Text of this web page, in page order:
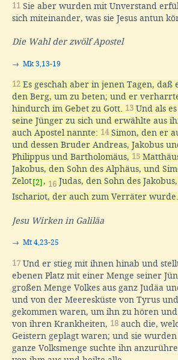
11 Sie aber wurden mit Unverstand
sich miteinander, was sie Jesus antun
Die Wahl der zwölf Apostel
→ Mk 3,13-19
12 Es geschah aber in jenen Tagen, daß
den Berg, um zu beten; und er
hindurch im Gebet zu Gott. 13 Und als
seine Jünger zu sich und erwählte aus
auch Apostel nannte: 14Simon, den er
und dessen Bruder Andreas, Jakobus
Philippus und Bartholomäus, 15
Jakobus, den Sohn des Alphäus, und
Zelot [2] , 16 Judas, den Sohn des
Ischariot, der auch zum Verräter wurde.
Jesu Wirken in Galiläa
→ Mt 4,23-25
17 Und er stieg mit ihnen hinab und
ebenen Platz mit einer Menge seiner
großen Menge Volkes aus ganz Judäa
und von der Meeresküste von Tyrus
gekommen waren, um ihn zu hören
von ihren Krankheiten, 18 auch die,
Geistern geplagt waren; und sie wurden
ganze Volksmenge suchte ihn